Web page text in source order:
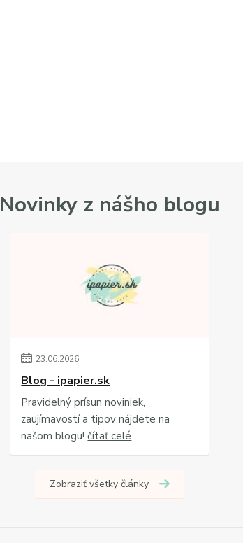
Novinky z nášho blogu
23.06.2026
Blog - ipapier.sk
Pravidelný prísun noviniek,
zaujímavostí a tipov nájdete na
našom blogu!čítať celé
Zobraziť všetky články